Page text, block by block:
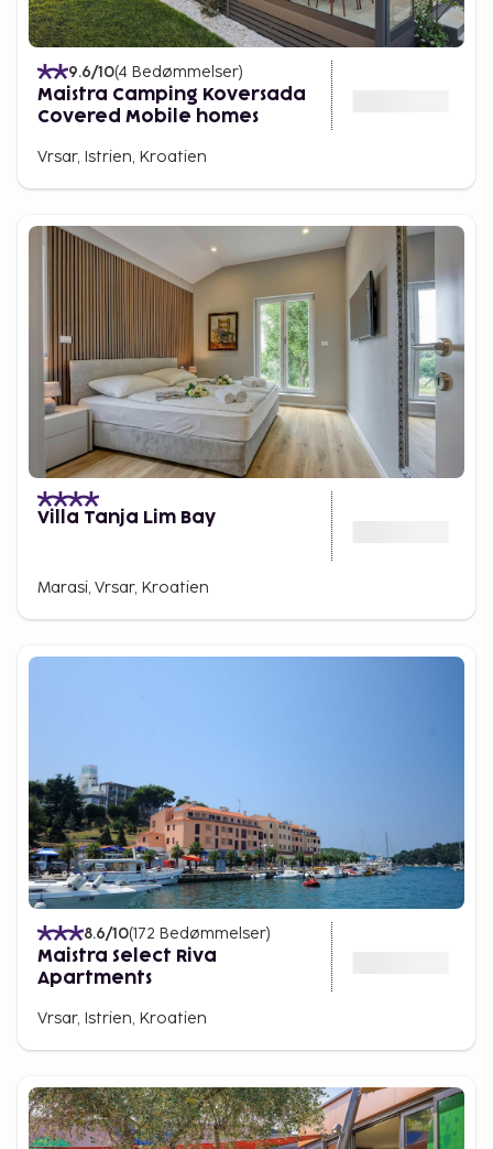
9.6/10(4 Bedømmelser)
Maistra Camping Koversada
Covered Mobile homes
Vrsar, Istrien, Kroatien
Villa Tanja Lim Bay
Marasi, Vrsar, Kroatien
8.6/10(172 Bedømmelser)
Maistra Select Riva
Apartments
Vrsar, Istrien, Kroatien